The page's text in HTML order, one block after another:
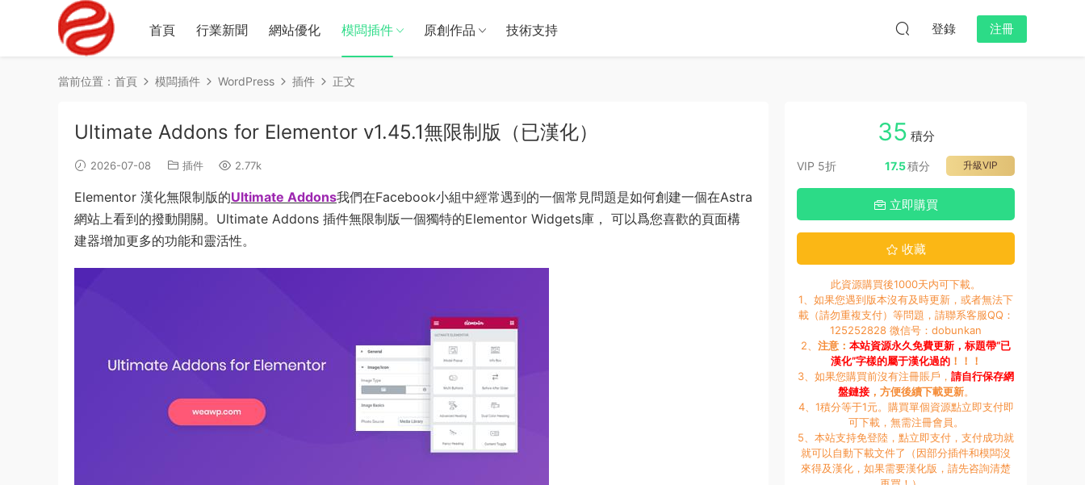
首頁 行業新聞 網站優化 模闆插件 原創作品 技術支持 登錄 注冊
當前位置： 首頁 模闆插件 WordPress 插件 正文
Ultimate Addons for Elementor v1.45.1無限制版（已漢化）
2026-07-08 插件 2.77k
Elementor 漢化無限制版的Ultimate Addons我們在Facebook小組中經常遇到的一個常見問題是如何創建一個在Astra
網站上看到的撥動開關。Ultimate Addons 插件無限制版一個獨特的Elementor Widgets庫， 可以爲您喜歡的頁面構
建器增加更多的功能和靈活性。
35 積分
VIP 5折 升級VIP
17.5積分
立即購買
收藏
此資源購買後1000天内可下載。
1、如果您遇到版本沒有及時更新，或者無法下
載（請勿重複支付）等問題，請聯系客服QQ：
125252828 微信号：dobunkan
2、 注意： 本站資源永久免費更新，标題帶“已
漢化”字樣的屬于漢化過的！！！
3、如果您購買前沒有注冊賬戶， 請自行保存網
盤鏈接，方便後續下載更新。
4、1積分等于1元。購買單個資源點立即支付即
可下載，無需注冊會員。
5、本站支持免登陸，點立即支付，支付成功就
就可以自動下載文件了（因部分插件和模闆沒
來得及漢化，如果需要漢化版，請先咨詢清楚